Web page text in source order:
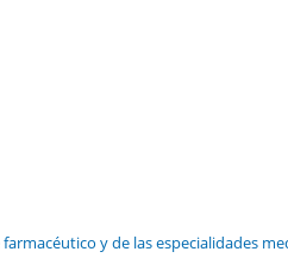
y de las especialidades